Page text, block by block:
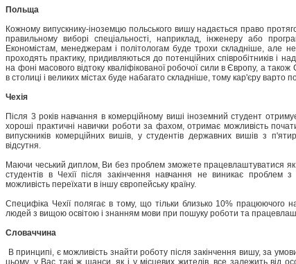
Польща
Кожному випускнику-іноземцю польського вишу надається право
правильному виборі спеціальності, наприклад, інженеру або
Економістам, менеджерам і політологам буде трохи складніше, але
проходять практику, придивляються до потенційних співробітників і
на фоні масового відтоку кваліфікованої робочої сили в Європу, а
в столиці і великих містах буде набагато складніше, тому кар'єру варто
Чехія
Після 3 років навчання в комерційному виші іноземний студент
хороші практичні навички роботи за фахом, отримає можливість
випускників комерційних вишів, у студентів державних вишів з
відсутня.
Маючи чеський диплом, Ви без проблем зможете працевлаштуватися як у
студентів в Чехії після закінчення навчання не виникає проблем
можливість переїхати в іншу європейську країну.
Специфіка Чехії полягає в тому, що тільки близько 10% працюючого
людей з вищою освітою і знанням мови при пошуку роботи та
Словаччина
В принципі, є можливість знайти роботу після закінчення вишу, за
цьому, у Вас такі ж шанси, як і у місцевих жителів, все залежить від